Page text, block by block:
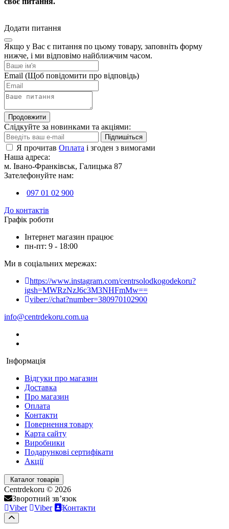
Додати питання
Якщо у Вас є питання по цьому товару, заповніть форму
нижче, і ми відповімо найближчим часом.
Email (Щоб повідомити про відповідь)
Продовжити
Слідкуйте за новинками та акціями:
Підпишіться
Я прочитав Оплата і згоден з вимогами
Наша адреса:
м. Івано-Франківськ, Галицька 87
Зателефонуйте нам:
097 01 02 900
До контактів
Графік роботи
Інтернет магазин працює
пн-пт: 9 - 18:00
Ми в соціальних мережах:
https://www.instagram.com/centrsolodkogodekoru?
igsh=MWRzNzJ6c3M3NHFmMw==
viber://chat?number=380970102900
info@centrdekoru.com.ua
Інформація
Відгуки про магазин
Доставка
Про магазин
Оплата
Контакти
Повернення товару
Карта сайту
Виробники
Подарункові сертифікати
Акції
Каталог товарів
Centrdekoru © 2026
Зворотний зв’язок
Viber
Viber Контакти